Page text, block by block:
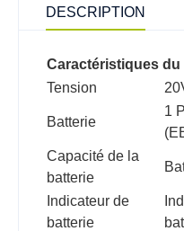
DESCRIPTION
Caractéristiques
Tension
Batterie
1
Capacité de la
batterie
Indicateur de
batterie